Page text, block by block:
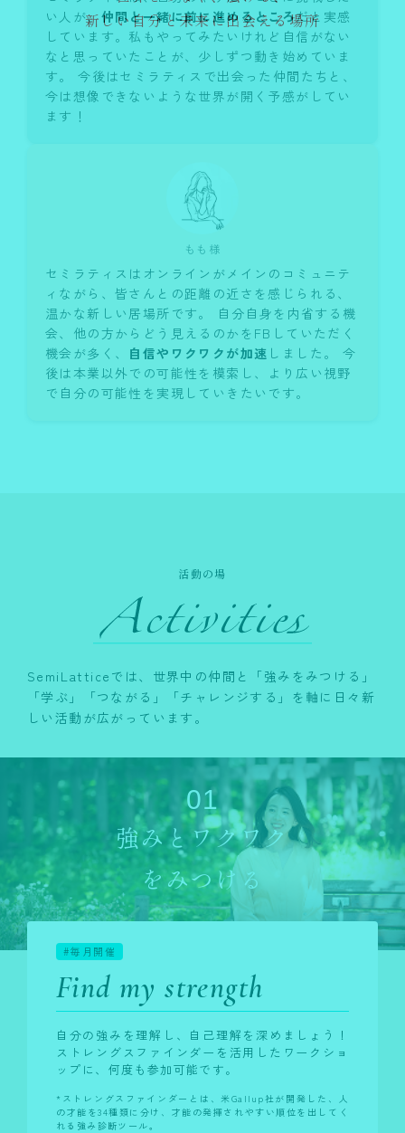
い人が、仲間と一緒に前に進めるところだと実感
しています。私もやってみたいけれど自信がない
なと思っていたことが、少しずつ動き始めていま
す。 今後はセミラティスで出会った仲間たちと、
今は想像できないような世界が開く予感がしてい
ます！
もも様
セミラティスはオンラインがメインのコミュニテ
ィながら、皆さんとの距離の近さを感じられる、
温かな新しい居場所です。 自分自身を内省する機
会、他の方からどう見えるのかをFBしていただく
機会が多く、 自信やワクワクが加速 しました。 今
後は本業以外での可能性を模索し、より広い視野
で自分の可能性を実現していきたいです。
活動の場
SemiLatticeでは、世界中の仲間と「強みをみつける」
「学ぶ」「つながる」「チャレンジする」を軸に日々新
しい活動が広がっています。
01
強みとワクワク
をみつける
#毎月開催
Find my strength
自分の強みを理解し、自己理解を深めましょう！
ストレングスファインダーを活用したワークショ
ップに、何度も参加可能です。
*ストレングスファインダーとは、米Gallup社が開発した、人
の才能を34種類に分け、才能の発揮されやすい順位を出してく
れる強み診断ツール。